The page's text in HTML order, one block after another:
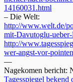
14160031.html
– Die Welt:
http://www.welt.de/
mit-Davutoglu-
http://
wer-angst-vor-
—
Nagekomen bericht:
Tagesspiegel bekend